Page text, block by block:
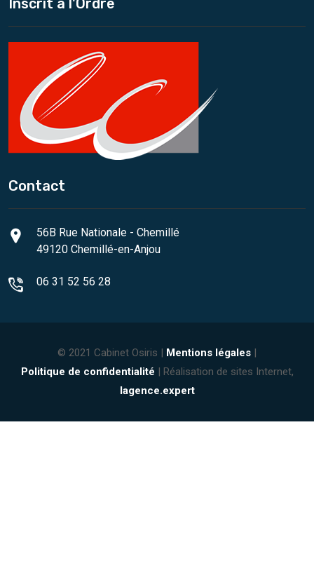
Inscrit à l'Ordre
Contact
56B Rue Nationale - Chemillé
49120 Chemillé-en-Anjou
06 31 52 56 28
© 2021 Cabinet Osiris | Mentions légales |
Politique de confidentialité | Réalisation de sites Internet,
lagence.expert